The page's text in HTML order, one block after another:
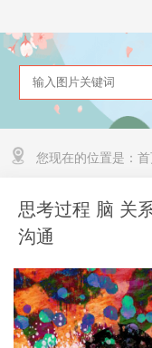
您现在的位置是：
思考过程 脑 关
沟通